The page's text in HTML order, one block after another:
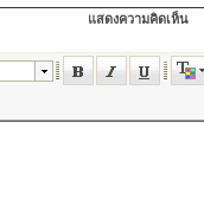
แสดงความคิดเห็น